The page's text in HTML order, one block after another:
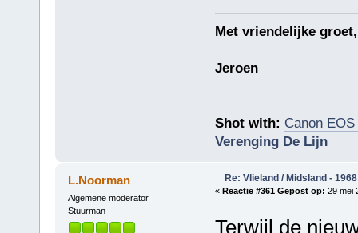
Met vriendelijke groet,
Jeroen
Shot with: Canon
Verenging De Lijn
L.Noorman
Algemene moderator
Stuurman
Re: Vlieland / Midsland - 1968
« Reactie #361 Gepost op: 29 mei
Terwijl de